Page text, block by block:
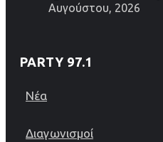
Αυγούστου, 2026
PARTY 97.1
Νέα
Διαγωνισμοί